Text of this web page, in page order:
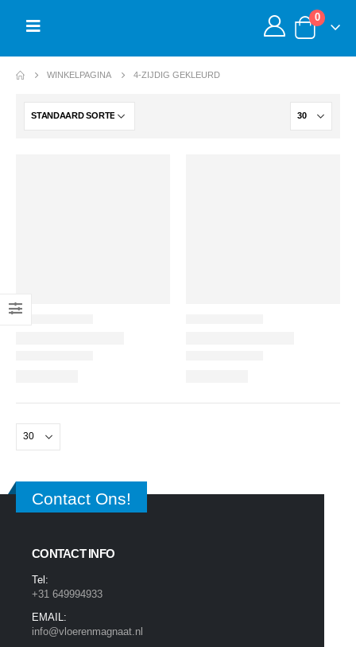
0
WINKELPAGINA 4-ZIJDIG GEKLEURD
Contact Ons!
CONTACT INFO
Tel:
+31 649994933
EMAIL:
info@vloerenmagnaat.nl